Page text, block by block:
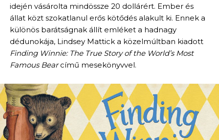
idején vásárolta mindössze 20 dollárért. Ember és
állat közt szokatlanul erős kötődés alakult ki. Ennek a
különös barátságnak állít emléket a hadnagy
dédunokája, Lindsey Mattick a közelmúltban kiadott
Finding Winnie: The True Story of the World’s Most
Famous Bearcímű mesekönyvvel.